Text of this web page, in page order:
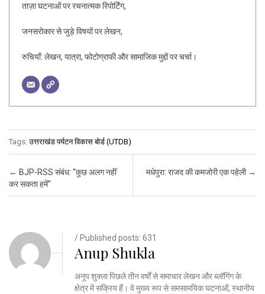
ताज़ा घटनाओं पर रचनात्मक रिपोर्टिंग,
जनसरोकार से जुड़े विषयों पर लेखन,
रुचियाँ: लेखन, यात्रा, फोटोग्राफी और सामाजिक मुद्दों पर चर्चा।
Tags:उत्तराखंड पर्यटन विकास बोर्ड (UTDB)
Post navigation
← BJP-RSS संबंध: “कुछ अलग नहीं
कर सकता हमें”
मधेपुरा: राजद की कमजोरी एक पहेली →
/ Published posts: 631
Anup Shukla
अनूप शुक्ला पिछले तीन वर्षों से समाचार लेखन और ब्लॉगिंग के
क्षेत्र में सक्रिय हैं। वे मुख्य रूप से समसामयिक घटनाओं, स्थानीय